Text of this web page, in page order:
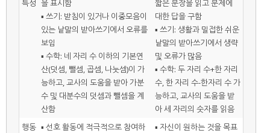
특성 을 표시함
▪ 쓰기: 받침이 있거나 이중모음이
있는 낱말의 받아쓰기에서 오류를
보임
▪ 수학: 네 자리 수 이하의 기본연
산(덧셈, 뺄셈, 곱셈, 나눗셈)이 가
능하고, 교사의 도움을 받아 가분
수 및 대분수의 덧셈과 뺄셈을 계
산함
짧은 문장을 읽고 문제에
대한 답을 구함
▪ 쓰기: 생활과 밀접한 쉬운
낱말의 받아쓰기에서 생략
및 오류가 많음
▪ 수학: 두 자리 수+한 자리
수, 한 자리 수-한자리 수 가
능하고, 교사의 도움을 받
아 세 자리의 숫자를 읽음
행동 ▪ 선호 활동에 적극적으로 참여하
▪ 자신이 원하는 것을 목표